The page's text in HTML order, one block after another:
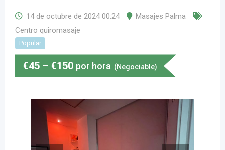
14 de octubre de 2024 00:24
Masajes Palma
Centro quiromasaje
Popular
€45 – €150 por hora (Negociable)